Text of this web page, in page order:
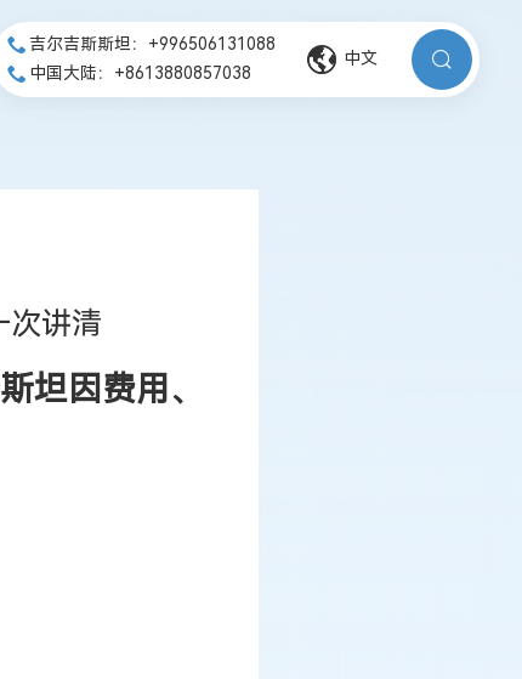
吉尔吉斯斯坦：+996506131088
中国大陆：+8613880857038
中文
次讲清
坦因费用、